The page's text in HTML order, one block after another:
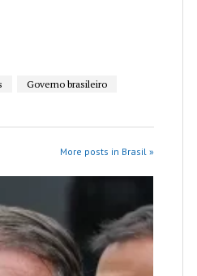
Governo brasileiro
More posts in Brasil »